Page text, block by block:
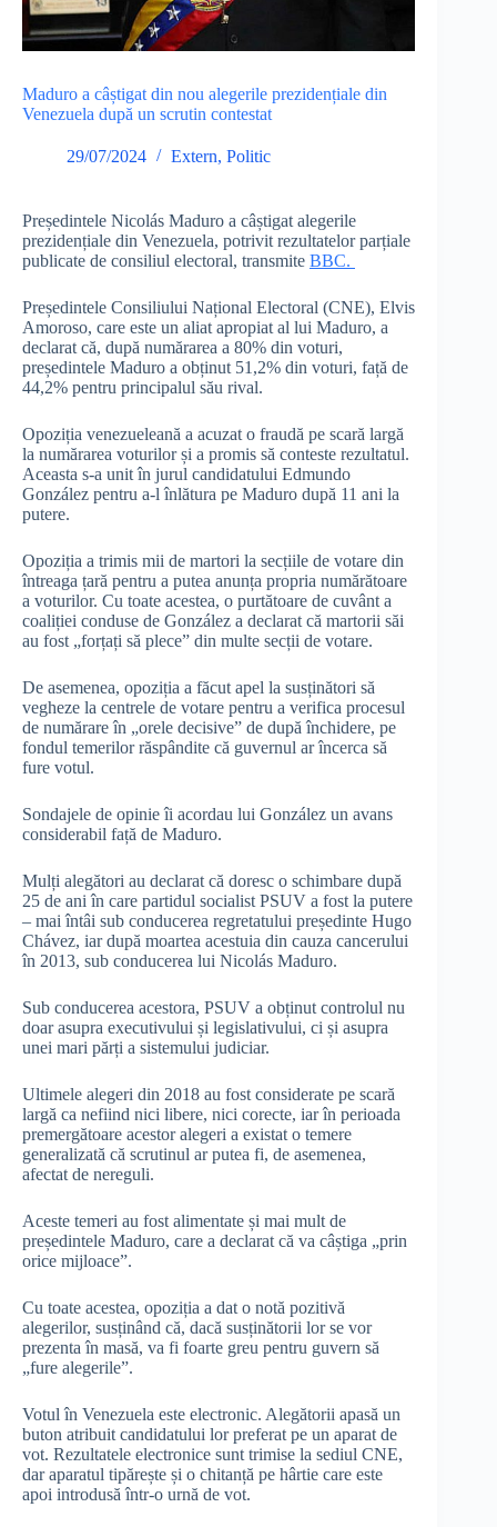
Maduro a câștigat din nou alegerile prezidențiale din
Venezuela după un scrutin contestat
29/07/2024 Extern, Politic
Președintele Nicolás Maduro a câștigat alegerile
prezidențiale din Venezuela, potrivit rezultatelor parțiale
publicate de consiliul electoral, transmite BBC.
Președintele Consiliului Național Electoral (CNE), Elvis
Amoroso, care este un aliat apropiat al lui Maduro, a
declarat că, după numărarea a 80% din voturi,
președintele Maduro a obținut 51,2% din voturi, față de
44,2% pentru principalul său rival.
Opoziția venezueleană a acuzat o fraudă pe scară largă
la numărarea voturilor și a promis să conteste rezultatul.
Aceasta s-a unit în jurul candidatului Edmundo
González pentru a-l înlătura pe Maduro după 11 ani la
putere.
Opoziția a trimis mii de martori la secțiile de votare din
întreaga țară pentru a putea anunța propria numărătoare
a voturilor. Cu toate acestea, o purtătoare de cuvânt a
coaliției conduse de González a declarat că martorii săi
au fost „forțați să plece” din multe secții de votare.
De asemenea, opoziția a făcut apel la susținători să
vegheze la centrele de votare pentru a verifica procesul
de numărare în „orele decisive” de după închidere, pe
fondul temerilor răspândite că guvernul ar încerca să
fure votul.
Sondajele de opinie îi acordau lui González un avans
considerabil față de Maduro.
Mulți alegători au declarat că doresc o schimbare după
25 de ani în care partidul socialist PSUV a fost la putere
– mai întâi sub conducerea regretatului președinte Hugo
Chávez, iar după moartea acestuia din cauza cancerului
în 2013, sub conducerea lui Nicolás Maduro.
Sub conducerea acestora, PSUV a obținut controlul nu
doar asupra executivului și legislativului, ci și asupra
unei mari părți a sistemului judiciar.
Ultimele alegeri din 2018 au fost considerate pe scară
largă ca nefiind nici libere, nici corecte, iar în perioada
premergătoare acestor alegeri a existat o temere
generalizată că scrutinul ar putea fi, de asemenea,
afectat de nereguli.
Aceste temeri au fost alimentate și mai mult de
președintele Maduro, care a declarat că va câștiga „prin
orice mijloace”.
Cu toate acestea, opoziția a dat o notă pozitivă
alegerilor, susținând că, dacă susținătorii lor se vor
prezenta în masă, va fi foarte greu pentru guvern să
„fure alegerile”.
Votul în Venezuela este electronic. Alegătorii apasă un
buton atribuit candidatului lor preferat pe un aparat de
vot. Rezultatele electronice sunt trimise la sediul CNE,
dar aparatul tipărește și o chitanță pe hârtie care este
apoi introdusă într-o urnă de vot.